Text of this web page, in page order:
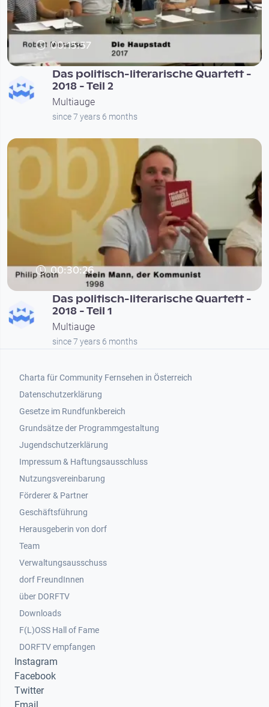
00:15:57
Das politisch-literarische Quartett -
2018 - Teil 2
Multiauge
since 7 years 6 months
00:30:26
Das politisch-literarische Quartett -
2018 - Teil 1
Multiauge
since 7 years 6 months
Footer 1
Charta für Community Fernsehen in Österreich
Datenschutzerklärung
Gesetze im Rundfunkbereich
Grundsätze der Programmgestaltung
Jugendschutzerklärung
Impressum & Haftungsausschluss
Nutzungsvereinbarung
Footer 2
Förderer & Partner
Geschäftsführung
Herausgeberin von dorf
Team
Verwaltungsausschuss
dorf FreundInnen
Footer 3
über DORFTV
Downloads
F(L)OSS Hall of Fame
Footer 4
DORFTV empfangen
Instagram
Facebook
Twitter